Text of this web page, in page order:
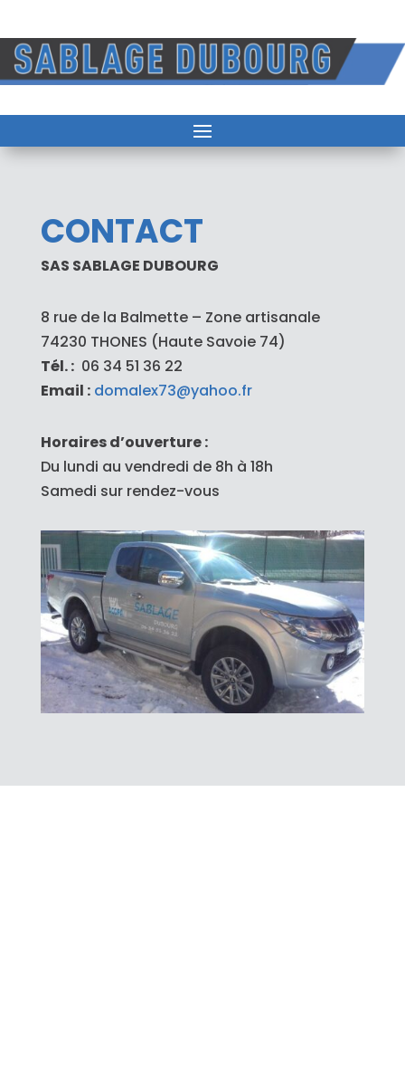
CONTACT
SAS SABLAGE DUBOURG
8 rue de la Balmette – Zone artisanale
74230 THONES (Haute Savoie 74)
Tél. :06 34 51 36 22
Email : domalex73@yahoo.fr
Horaires d’ouverture :
Du lundi au vendredi de 8h à 18h
Samedi sur rendez-vous